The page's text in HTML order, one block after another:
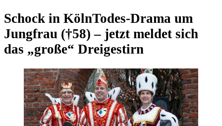
Schock in KölnTodes-Drama um
Jungfrau (†58) – jetzt meldet sich
das „große“ Dreigestirn